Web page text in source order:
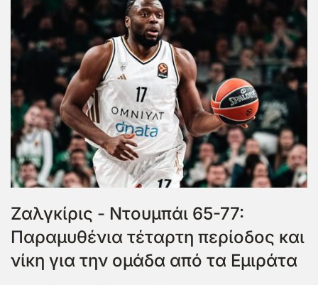
Ζαλγκίρις - Ντουμπάι 65-77:
Παραμυθένια τέταρτη περίοδος και
νίκη για την ομάδα από τα Εμιράτα